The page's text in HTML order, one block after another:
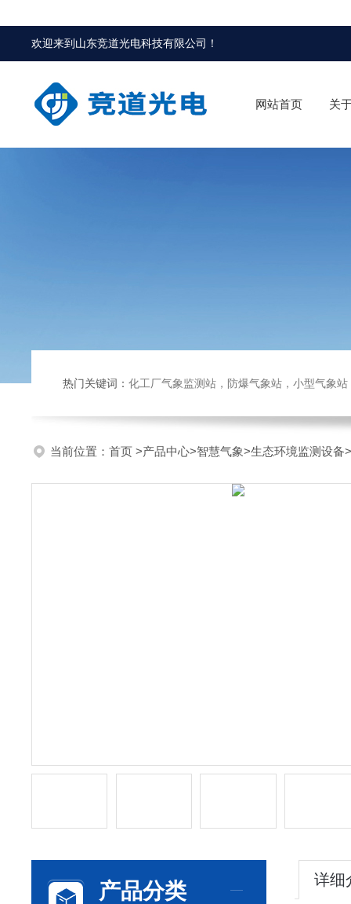
欢迎来到 山东竞道光电科技有限公司 ！
网站首页 关
热门关键词： 化工厂气象监测站，防爆气象站，小型气象站，化
当前位置： 首页 >产品中心>智慧气象>生态环境监测设备
产品分类 详细